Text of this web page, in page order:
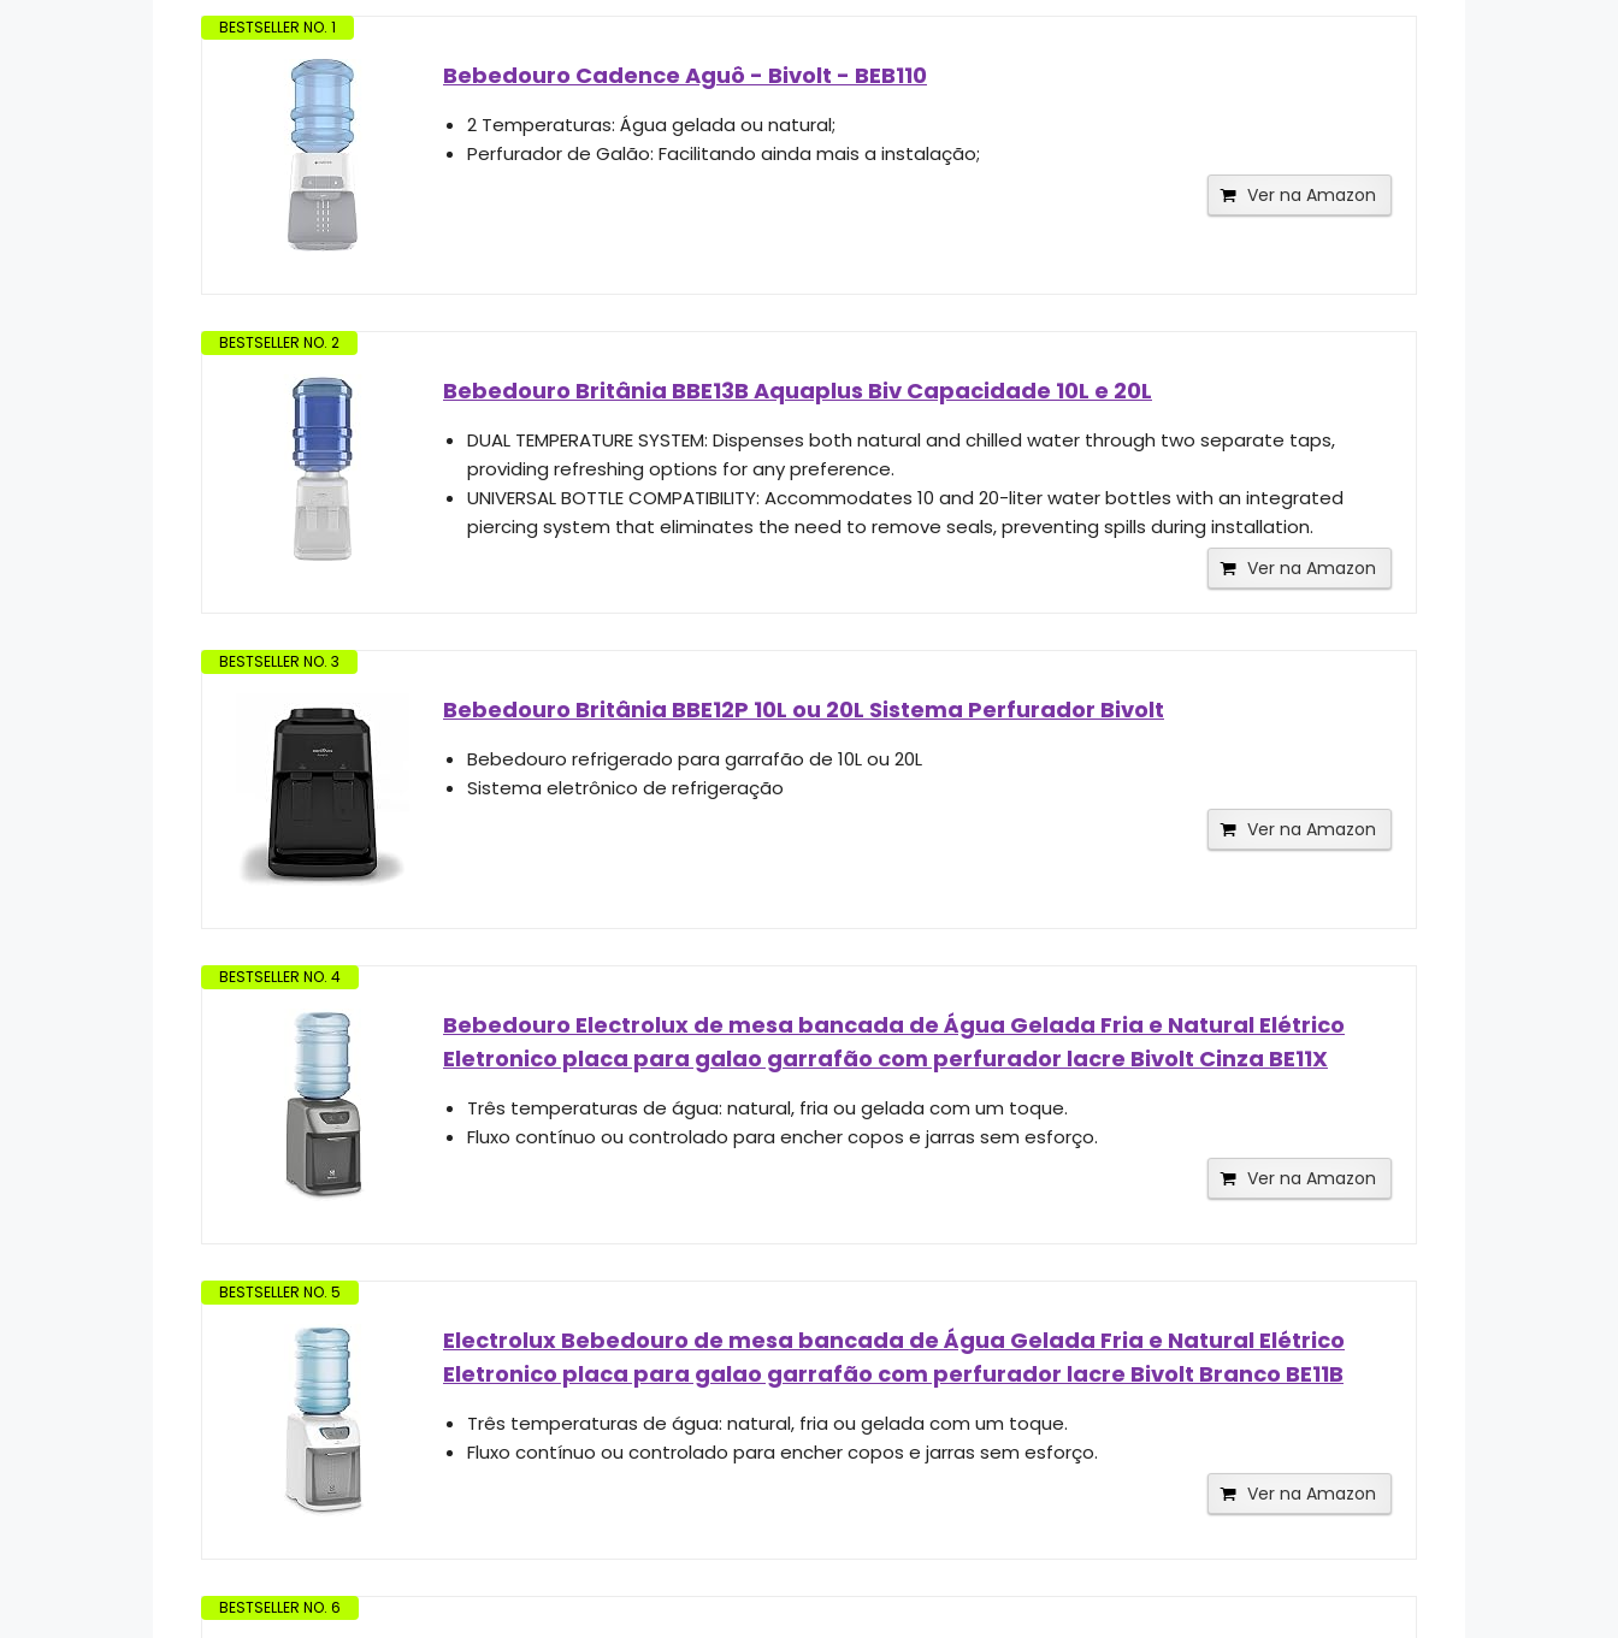
BESTSELLER NO. 1
Bebedouro Cadence Aguô - Bivolt - BEB110
2 Temperaturas: Água gelada ou natural;
Perfurador de Galão: Facilitando ainda mais a instalação;
Ver na Amazon
BESTSELLER NO. 2
Bebedouro Britânia BBE13B Aquaplus Biv Capacidade 10L e 20L
DUAL TEMPERATURE SYSTEM: Dispenses both natural and chilled water through two separate taps,
providing refreshing options for any preference.
UNIVERSAL BOTTLE COMPATIBILITY: Accommodates 10 and 20-liter water bottles with an integrated
piercing system that eliminates the need to remove seals, preventing spills during installation.
Ver na Amazon
BESTSELLER NO. 3
Bebedouro Britânia BBE12P 10L ou 20L Sistema Perfurador Bivolt
Bebedouro refrigerado para garrafão de 10L ou 20L
Sistema eletrônico de refrigeração
Ver na Amazon
BESTSELLER NO. 4
Bebedouro Electrolux de mesa bancada de Água Gelada Fria e Natural Elétrico
Eletronico placa para galao garrafão com perfurador lacre Bivolt Cinza BE11X
Três temperaturas de água: natural, fria ou gelada com um toque.
Fluxo contínuo ou controlado para encher copos e jarras sem esforço.
Ver na Amazon
BESTSELLER NO. 5
Electrolux Bebedouro de mesa bancada de Água Gelada Fria e Natural Elétrico
Eletronico placa para galao garrafão com perfurador lacre Bivolt Branco BE11B
Três temperaturas de água: natural, fria ou gelada com um toque.
Fluxo contínuo ou controlado para encher copos e jarras sem esforço.
Ver na Amazon
BESTSELLER NO. 6